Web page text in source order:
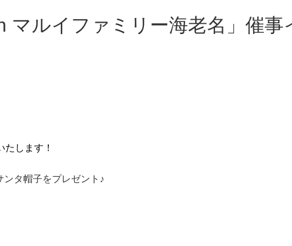
たします！
タ帽子をプレゼント♪